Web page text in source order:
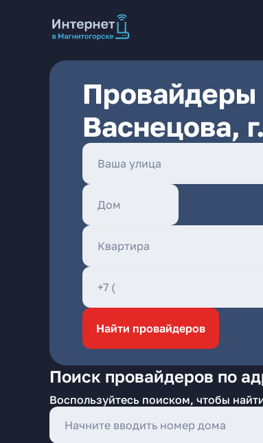
Провайдеры
Васнецова,
Найти провайдеров
Поиск провайдеров по
Воспользуйтесь поиском, чтобы